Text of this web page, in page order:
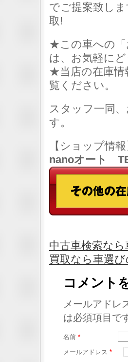
でご提案致し
取!
★この車への「
は、お気軽に
★当店の在庫情
覧ください。
スタッフ一同
す。
【ショップ情
nanoオート
中古車検索な
買取なら車選
コメント
メールアドレ
は必須項目で
名前 *
メールアドレス *